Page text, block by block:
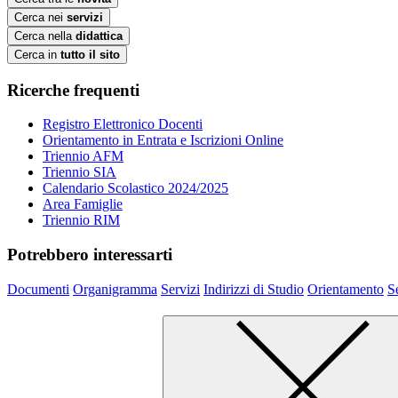
Cerca nei servizi
Cerca nella didattica
Cerca in tutto il sito
Ricerche frequenti
Registro Elettronico Docenti
Orientamento in Entrata e Iscrizioni Online
Triennio AFM
Triennio SIA
Calendario Scolastico 2024/2025
Area Famiglie
Triennio RIM
Potrebbero interessarti
Documenti Organigramma Servizi Indirizzi di Studio Orientamento